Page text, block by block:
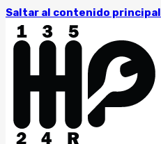
Saltar al contenido principal